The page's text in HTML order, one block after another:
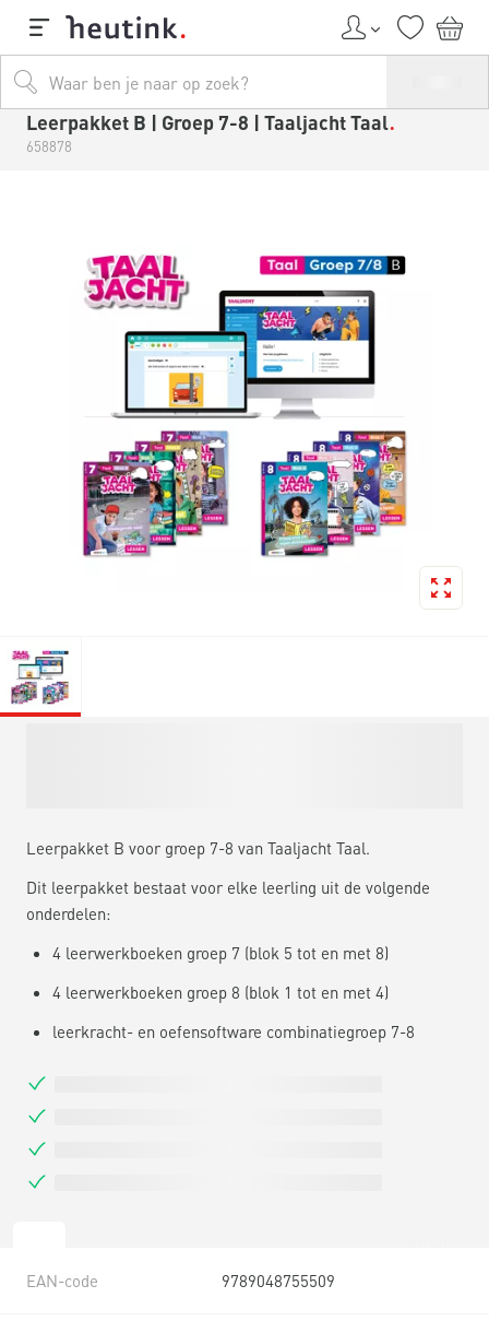
Leerpakket B | Groep 7-8 | Taaljacht Taal
658878
Leerpakket B voor groep 7-8 van Taaljacht Taal.
Dit leerpakket bestaat voor elke leerling uit de volgende
onderdelen:
4 leerwerkboeken groep 7 (blok 5 tot en met 8)
4 leerwerkboeken groep 8 (blok 1 tot en met 4)
leerkracht- en oefensoftware combinatiegroep 7-8
EAN-code 9789048755509